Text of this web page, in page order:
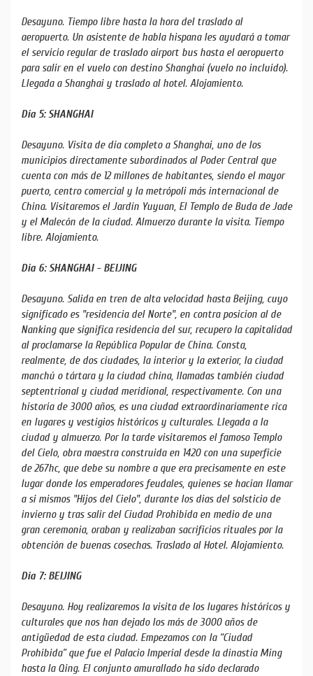
Desayuno. Tiempo libre hasta la hora del traslado al
aeropuerto. Un asistente de habla hispana les ayudará a tomar
el servicio regular de traslado airport bus hasta el aeropuerto
para salir en el vuelo con destino Shanghai (vuelo no incluido).
Llegada a Shanghai y traslado al hotel. Alojamiento.
Día 5: SHANGHAI
Desayuno. Visita de día completo a Shanghai, uno de los
municipios directamente subordinados al Poder Central que
cuenta con más de 12 millones de habitantes, siendo el mayor
puerto, centro comercial y la metrópoli más internacional de
China. Visitaremos el Jardín Yuyuan, El Templo de Buda de Jade
y el Malecón de la ciudad. Almuerzo durante la visita. Tiempo
libre. Alojamiento.
Día 6: SHANGHAI - BEIJING
Desayuno. Salida en tren de alta velocidad hasta Beijing, cuyo
significado es "residencia del Norte", en contra posicion al de
Nanking que significa residencia del sur, recupero la capitalidad
al proclamarse la República Popular de China. Consta,
realmente, de dos ciudades, la interior y la exterior, la ciudad
manchú o tártara y la ciudad china, llamadas también ciudad
septentrional y ciudad meridional, respectivamente. Con una
historia de 3000 años, es una ciudad extraordinariamente rica
en lugares y vestigios históricos y culturales. Llegada a la
ciudad y almuerzo. Por la tarde visitaremos el famoso Templo
del Cielo, obra maestra construida en 1420 con una superficie
de 267hc, que debe su nombre a que era precisamente en este
lugar donde los emperadores feudales, quienes se hacian llamar
a si mismos "Hijos del Cielo", durante los dias del solsticio de
invierno y tras salir del Ciudad Prohibida en medio de una
gran ceremonia, oraban y realizaban sacrificios rituales por la
obtención de buenas cosechas. Traslado al Hotel. Alojamiento.
Día 7: BEIJING
Desayuno. Hoy realizaremos la visita de los lugares históricos y
culturales que nos han dejado los más de 3000 años de
antigüedad de esta ciudad. Empezamos con la “Ciudad
Prohibida” que fue el Palacio Imperial desde la dinastía Ming
hasta la Qing. El conjunto amurallado ha sido declarado